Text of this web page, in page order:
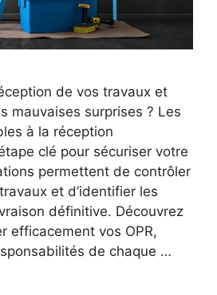
de vos travaux et
mauvaises surprises ? Les
à la réception
clé pour sécuriser votre
permettent de contrôler
et d’identifier les
définitive. Découvrez
efficacement vos OPR,
de chaque …